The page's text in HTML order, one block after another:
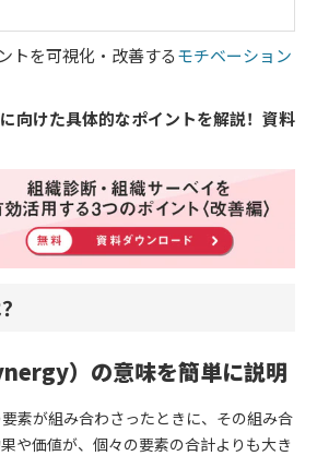
トを可視化・改善するモチベーション
向けた具体的なポイントを解説！資料
）の意味を簡単に説明
素が組み合わさったときに、その組み合
や価値が、個々の要素の合計よりも大き